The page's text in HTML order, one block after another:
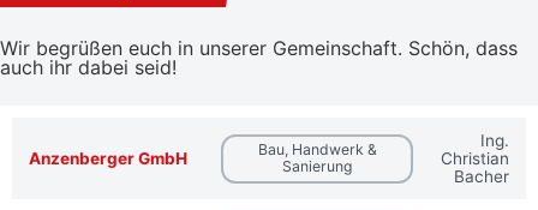
Wir begrüßen euch in unserer Gemeinschaft. Schön, dass
auch ihr dabei seid!
Anzenberger GmbH
Bau, Handwerk &
Sanierung
Ing.
Christian
Bacher